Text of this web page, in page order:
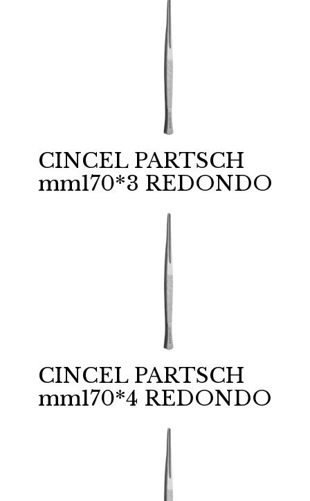
CINCEL PARTSCH
mm170*3 REDONDO
CINCEL PARTSCH
mm170*4 REDONDO